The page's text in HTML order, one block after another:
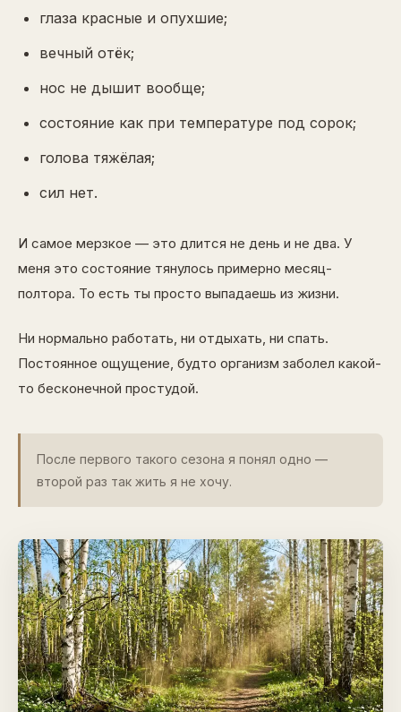
глаза красные и опухшие;
вечный отёк;
нос не дышит вообще;
состояние как при температуре под сорок;
голова тяжёлая;
сил нет.
И самое мерзкое — это длится не день и не два. У
меня это состояние тянулось примерно месяц-
полтора. То есть ты просто выпадаешь из жизни.
Ни нормально работать, ни отдыхать, ни спать.
Постоянное ощущение, будто организм заболел какой-
то бесконечной простудой.
После первого такого сезона я понял одно —
второй раз так жить я не хочу.